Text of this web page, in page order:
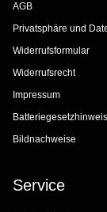
AGB
Privatsphäre und
Widerrufsformular
Widerrufsrecht
Impressum
Bildnachweise
Service